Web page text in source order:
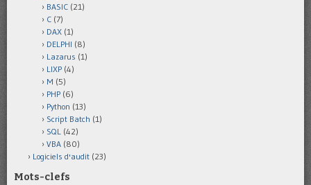
BASIC (21)
C (7)
DAX (1)
DELPHI (8)
Lazarus (1)
LIXP (4)
M (5)
PHP (6)
Python (13)
Script Batch (1)
SQL (42)
VBA (80)
Logiciels d'audit (23)
Mots-clefs